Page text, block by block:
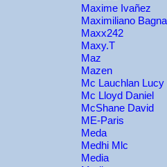
Maxime Ivañez
Maximiliano
Maxx242
Maxy.T
Maz
Mazen
Mc Lauchlan Lucy
Mc Lloyd Daniel
McShane David
ME-Paris
Meda
Medhi Mlc
Media